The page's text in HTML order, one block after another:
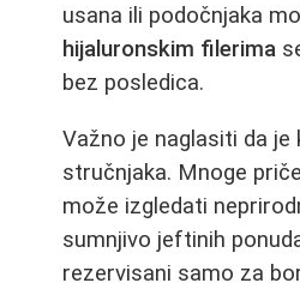
usana ili podočnjaka
hijaluronskim filerima
bez posledica.
Važno je naglasiti da je
stručnjaka. Mnoge
može izgledati
sumnjivo jeftinih
rezervisani samo za